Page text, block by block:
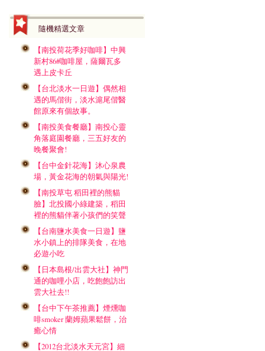
隨機精選文章
【南投荷花季好咖啡】中興
新村86#咖啡屋，薩爾瓦多
遇上皮卡丘
【台北淡水一日遊】偶然相
遇的馬偕街，淡水滬尾偕醫
館原來有個故事。
【南投美食餐廳】南投心靈
角落庭園餐廳，三五好友的
晚餐聚會!
【台中金針花海】沐心泉農
場，黃金花海的朝氣與陽光!
【南投草屯 稻田裡的熊貓
臉】北投國小綠建築，稻田
裡的熊貓伴著小孩們的笑聲
【台南鹽水美食一日遊】鹽
水小鎮上的排隊美食，在地
必遊小吃
【日本島根/出雲大社】神門
通的咖哩小店，吃飽飽訪出
雲大社去!!
【台中下午茶推薦】煙燻咖
啡smoker 蘭姆蘋果鬆餅，治
癒心情
【2012台北淡水天元宮】細